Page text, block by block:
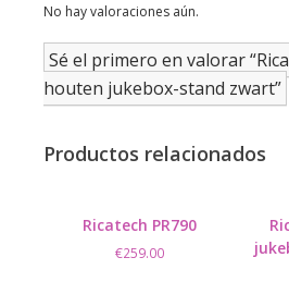
No hay valoraciones aún.
Sé el primero en valorar
houten jukebox-stand zwart”
Productos relacionados
Ricatech PR790
€259.00